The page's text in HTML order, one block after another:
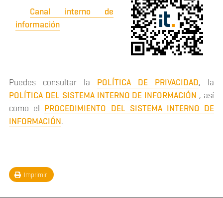
Canal interno de
información
Puedes consultar la POLÍTICA DE PRIVACIDAD, la
POLÍTICA DEL SISTEMA INTERNO DE INFORMACIÓN , así
como el PROCEDIMIENTO DEL SISTEMA INTERNO DE
INFORMACIÓN.
Imprimir